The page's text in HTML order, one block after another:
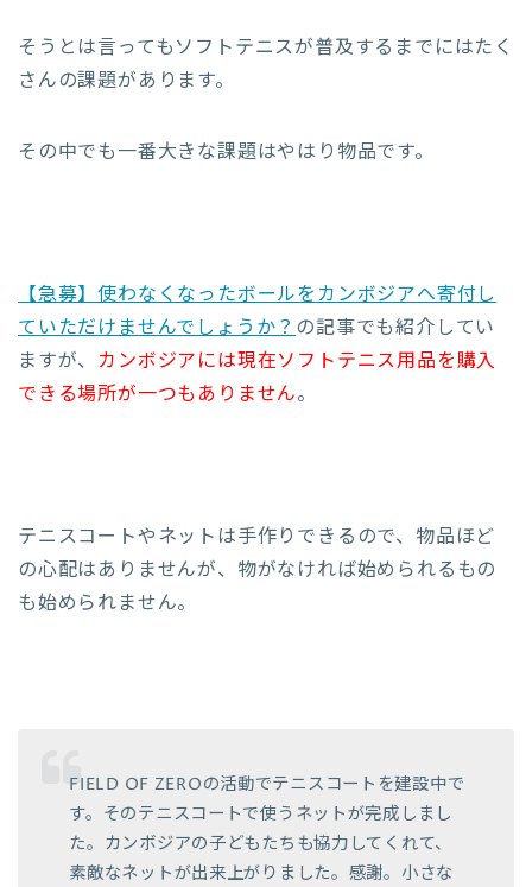
そうとは言ってもソフトテニスが普及するまでにはたく
さんの課題があります。
その中でも一番大きな課題はやはり物品です。
【急募】使わなくなったボールをカンボジアへ寄付し
ていただけませんでしょうか？ の記事でも紹介してい
ますが、 カンボジアには現在ソフトテニス用品を購入
できる場所が一つもありません。
テニスコートやネットは手作りできるので、物品ほど
の心配はありませんが、物がなければ始められるもの
も始められません。
FIELD OF ZEROの活動でテニスコートを建設中で
す。そのテニスコートで使うネットが完成しまし
た。カンボジアの子どもたちも協力してくれて、
素敵なネットが出来上がりました。感謝。小さな